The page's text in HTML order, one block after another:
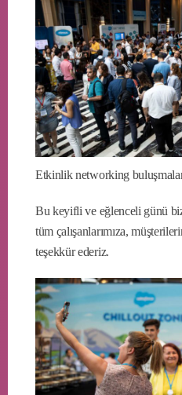
Etkinlik networking
Bu keyifli ve eğlenceli günü
tüm çalışanlarımıza,
teşekkür ederiz.